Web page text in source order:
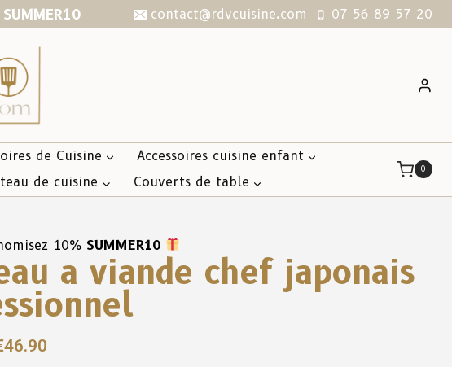
SUMMER10 contact@rdvcuisine.com 07 56 89 57 20
de Cuisine
Accessoires cuisine enfant
de cuisine Couverts de table
0
10% SUMMER10
a viande chef japonais
46.90